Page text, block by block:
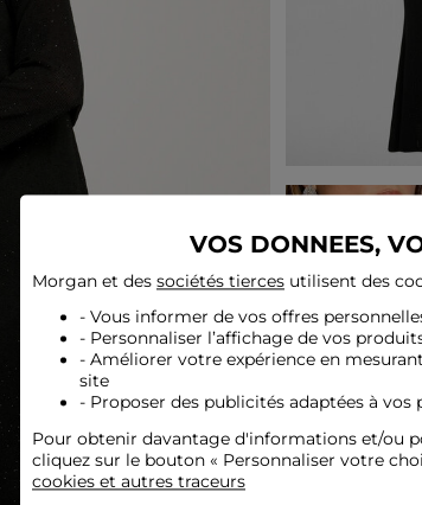
VOS DONNEES,
Morgan et des sociétés tierces utilisent des
- Vous informer de vos offres
- Personnaliser l’affichage de vos
- Améliorer votre expérience en
site
- Proposer des publicités adaptées à vos
Pour obtenir davantage d'informations et/ou
cliquez sur le bouton « Personnaliser votre
cookies et autres traceurs